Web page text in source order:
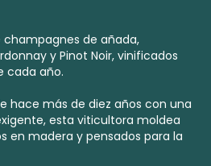
champagnes de añada,
y Pinot Noir, vinificados
cada año.
hace más de diez años con una
esta viticultora moldea
en madera y pensados para la